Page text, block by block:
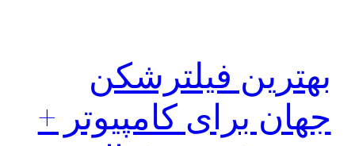
بهترین فیلترشکن
جهان برای کامپیوتر +